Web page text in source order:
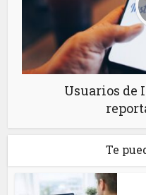
Usuarios de
Te